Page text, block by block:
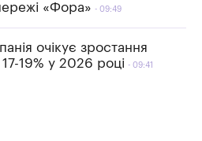
«Фора»
09:49
очікує зростання
19% у 2026 році
09:41